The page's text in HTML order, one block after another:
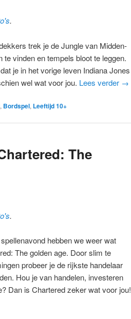
.
trek je de Jungle van Midden-
vinden en tempels bloot te leggen.
je in het vorige leven Indiana Jones
wel wat voor jou. Lees verder →
, Bordspel, Leeftijd 10+
The
.
hebben we weer wat
The golden age. Door slim te
probeer je de rijkste handelaar
Hou je van handelen, investeren
Dan is Chartered zeker wat voor jou!